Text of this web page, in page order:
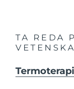
TA REDA
Termoterapi